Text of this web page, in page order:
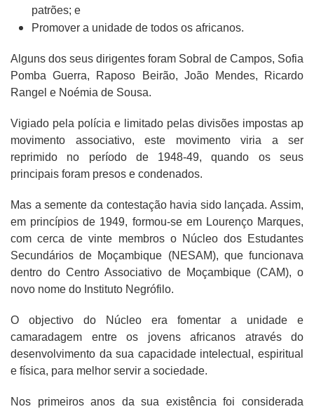
patrões; e
Promover a unidade de todos os africanos.
Alguns dos seus dirigentes foram Sobral de Campos, Sofia
Pomba Guerra, Raposo Beirão, João Mendes, Ricardo
Rangel e Noémia de Sousa.
Vigiado pela polícia e limitado pelas divisões impostas ap
movimento associativo, este movimento viria a ser
reprimido no período de 1948-49, quando os seus
principais foram presos e condenados.
Mas a semente da contestação havia sido lançada. Assim,
em princípios de 1949, formou-se em Lourenço Marques,
com cerca de vinte membros o Núcleo dos Estudantes
Secundários de Moçambique (NESAM), que funcionava
dentro do Centro Associativo de Moçambique (CAM), o
novo nome do Instituto Negrófilo.
O objectivo do Núcleo era fomentar a unidade e
camaradagem entre os jovens africanos através do
desenvolvimento da sua capacidade intelectual, espiritual
e física, para melhor servir a sociedade.
Nos primeiros anos da sua existência foi considerada